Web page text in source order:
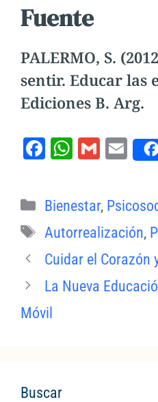
Fuente
PALERMO, S.
sentir. Educar las
Ediciones B. Arg.
F
c
e
b
o
o
k
W
s
A
p
p
G
ai
l
E
m
l
Categorías
Bienestar,
Etiquetas
Autorrealización,
Cuidar el Corazón
La Nueva
Móvil
Buscar